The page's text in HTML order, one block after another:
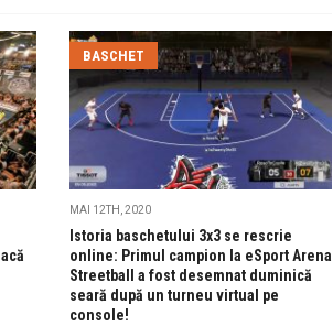
BASCHET
MAI 12TH, 2020
Istoria baschetului 3x3 se rescrie
online: Primul campion la eSport Arena
Streetball a fost desemnat duminică
seară după un turneu virtual pe
console!